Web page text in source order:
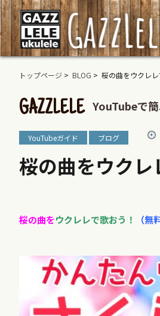
トップページ > BLOG > 桜の曲をウクレレ
GAZZLELE YouTubeで
YouTubeガイド ブログ
桜の曲をウクレ
桜の曲をウクレレで歌おう！ （無